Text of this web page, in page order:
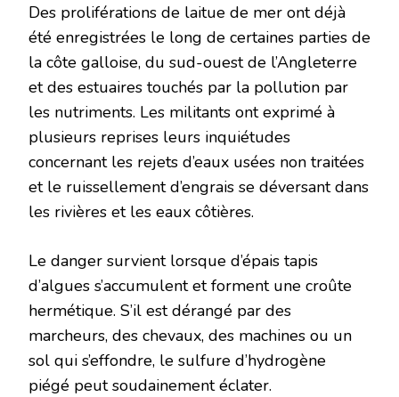
Des proliférations de laitue de mer ont déjà
été enregistrées le long de certaines parties de
la côte galloise, du sud-ouest de l’Angleterre
et des estuaires touchés par la pollution par
les nutriments. Les militants ont exprimé à
plusieurs reprises leurs inquiétudes
concernant les rejets d’eaux usées non traitées
et le ruissellement d’engrais se déversant dans
les rivières et les eaux côtières.
Le danger survient lorsque d’épais tapis
d’algues s’accumulent et forment une croûte
hermétique. S’il est dérangé par des
marcheurs, des chevaux, des machines ou un
sol qui s’effondre, le sulfure d’hydrogène
piégé peut soudainement éclater.